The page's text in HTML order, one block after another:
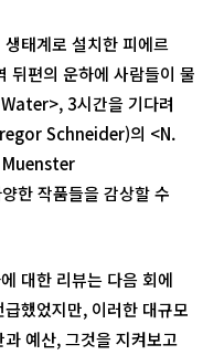
태계로 설치한 피에르
편의 운하에 사람들이 물
3시간을 기다려
Schneider)의 <N.
한 작품들을 감상할 수
대한 리뷰는 다음 회에
했었지만, 이러한 대규모
예산, 그것을 지켜보고